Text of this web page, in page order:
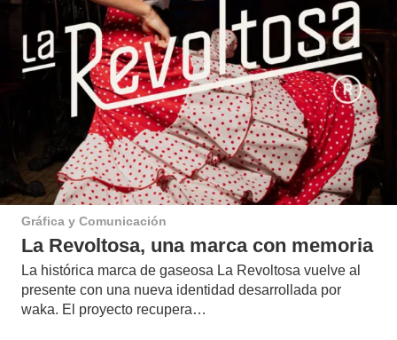
Gráfica y Comunicación
La Revoltosa, una marca con memoria
La histórica marca de gaseosa La Revoltosa vuelve al
presente con una nueva identidad desarrollada por
waka. El proyecto recupera…